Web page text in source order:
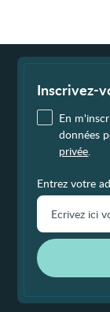
Inscrivez-
En
données
privée
Entrez votre